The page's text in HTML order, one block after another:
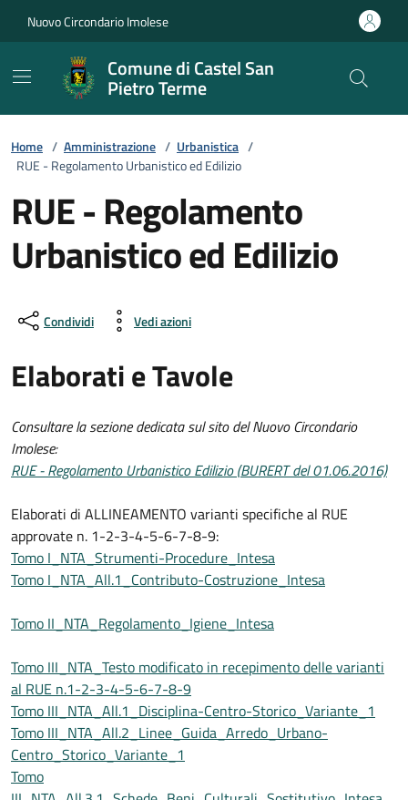
Nuovo Circondario Imolese
Comune di Castel San
Pietro Terme
Home / Amministrazione / Urbanistica /
RUE - Regolamento Urbanistico ed Edilizio
RUE - Regolamento
Urbanistico ed Edilizio
Condividi Vedi azioni
Elaborati e Tavole
Consultare la sezione dedicata sul sito del Nuovo Circondario
Imolese:
RUE - Regolamento Urbanistico Edilizio (BURERT del 01.06.2016)
Elaborati di ALLINEAMENTO varianti specifiche al RUE
approvate n. 1-2-3-4-5-6-7-8-9:
Tomo I_NTA_Strumenti-Procedure_Intesa
Tomo I_NTA_All.1_Contributo-Costruzione_Intesa
Tomo II_NTA_Regolamento_Igiene_Intesa
Tomo III_NTA_Testo modificato in recepimento delle varianti
al RUE n.1-2-3-4-5-6-7-8-9
Tomo III_NTA_All.1_Disciplina-Centro-Storico_Variante_1
Tomo III_NTA_All.2_Linee_Guida_Arredo_Urbano-
Centro_Storico_Variante_1
Tomo